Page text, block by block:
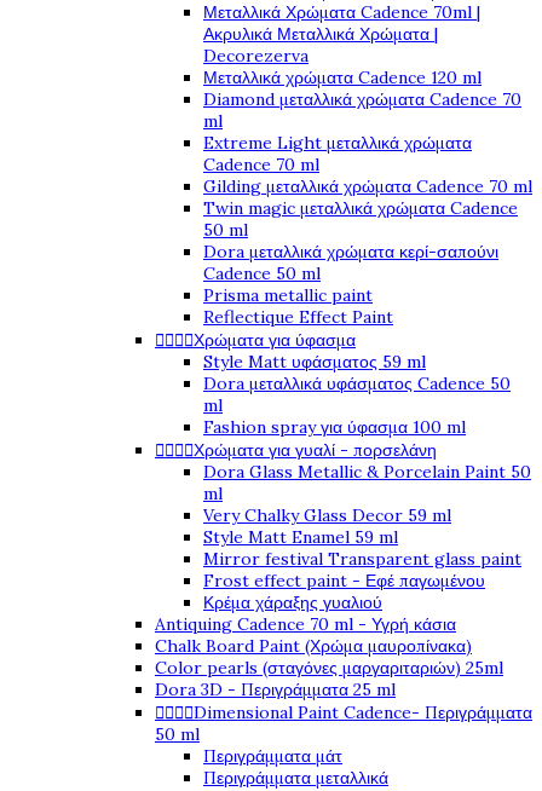
Μεταλλικά Χρώματα Cadence 70ml |
Ακρυλικά Μεταλλικά Χρώματα |
Decorezerva
Μεταλλικά χρώματα Cadence 120 ml
Diamond μεταλλικά χρώματα Cadence 70
ml
Extreme Light μεταλλικά χρώματα
Cadence 70 ml
Gilding μεταλλικά χρώματα Cadence 70 ml
Twin magic μεταλλικά χρώματα Cadence
50 ml
Dora μεταλλικά χρώματα κερί-σαπούνι
Cadence 50 ml
Prisma metallic paint
Reflectique Effect Paint
Χρώματα για ύφασμα
Style Matt υφάσματος 59 ml
Dora μεταλλικά υφάσματος Cadence 50
ml
Fashion spray για ύφασμα 100 ml
Χρώματα για γυαλί - πορσελάνη
Dora Glass Metallic & Porcelain Paint 50
ml
Very Chalky Glass Decor 59 ml
Style Matt Enamel 59 ml
Mirror festival Transparent glass paint
Frost effect paint - Εφέ παγωμένου
Κρέμα χάραξης γυαλιού
Antiquing Cadence 70 ml - Υγρή κάσια
Chalk Board Paint (Χρώμα μαυροπίνακα)
Color pearls (σταγόνες μαργαριταριών) 25ml
Dora 3D - Περιγράμματα 25 ml
Dimensional Paint Cadence- Περιγράμματα
50 ml
Περιγράμματα μάτ
Περιγράμματα μεταλλικά